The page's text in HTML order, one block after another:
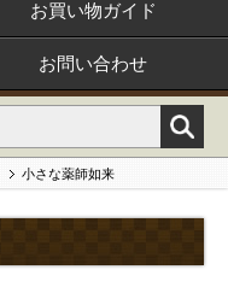
お買い物ガイド
お問い合わせ
小さな薬師如来